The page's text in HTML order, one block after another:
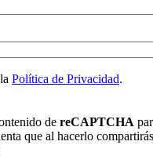
Política de Privacidad.
de reCAPTCHA
que al hacerlo